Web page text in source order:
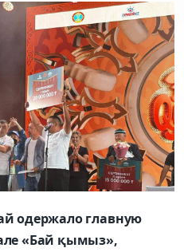
одержало главную
«Бай қымыз»,